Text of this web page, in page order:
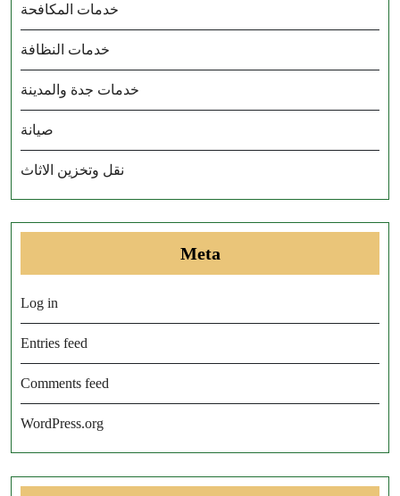
خدمات المكافحة
خدمات النظافة
خدمات جدة والمدينة
صيانة
نقل وتخزين الاثاث
Meta
Log in
Entries feed
Comments feed
WordPress.org